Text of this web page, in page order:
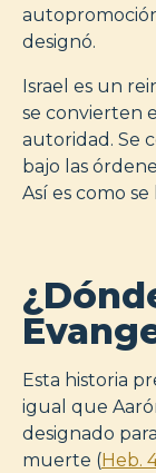
designó.
Israel es un
se convierten
autoridad. Se
bajo las
Así es como se
Esta historia
igual que
designado
muerte (Heb.